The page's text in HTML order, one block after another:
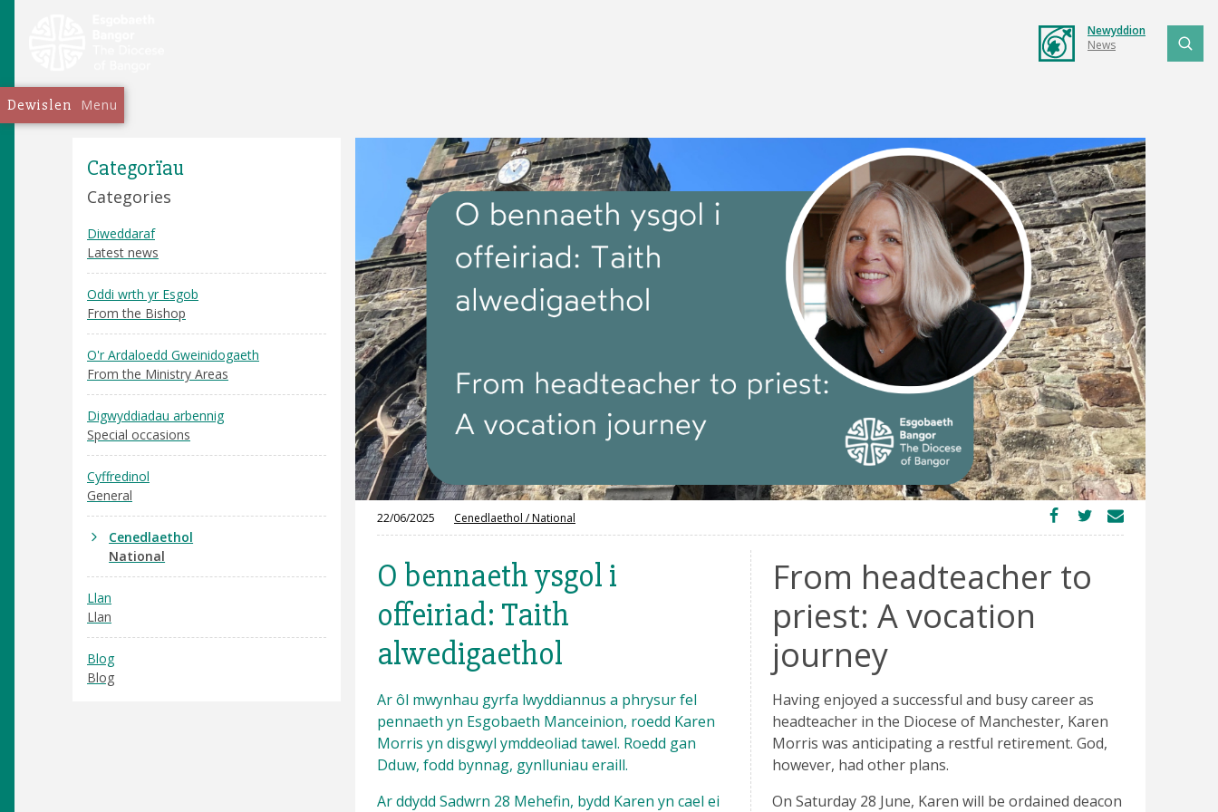
Newyddion
News
Dewislen Menu
Categorïau
Categories
Diweddaraf
Latest news
Oddi wrth yr Esgob
From the Bishop
O'r Ardaloedd Gweinidogaeth
From the Ministry Areas
Digwyddiadau arbennig
Special occasions
Cyffredinol
General
Cenedlaethol
National
Llan
Llan
Blog
Blog
22/06/2025 Cenedlaethol /National
O bennaeth ysgol i
offeiriad: Taith
alwedigaethol
Ar ôl mwynhau gyrfa lwyddiannus a phrysur fel
pennaeth yn Esgobaeth Manceinion, roedd Karen
Morris yn disgwyl ymddeoliad tawel. Roedd gan
Dduw, fodd bynnag, gynlluniau eraill.
Ar ddydd Sadwrn 28 Mehefin, bydd Karen yn cael ei
From headteacher to
priest: A vocation
journey
Having enjoyed a successful and busy career as
headteacher in the Diocese of Manchester, Karen
Morris was anticipating a restful retirement. God,
however, had other plans.
On Saturday 28 June, Karen will be ordained deacon